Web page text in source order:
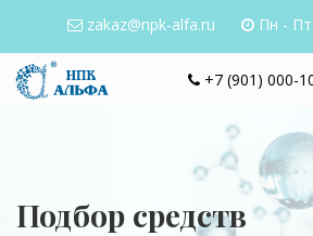
zakaz@npk-alfa.ru Пн -
+7 (901) 000-
Подбор средств